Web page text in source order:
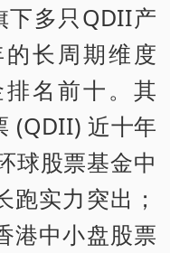
下多只QDII产
长周期维度
名前十。其
(QDII) 近十年
球股票基金中
实力突出；
港中小盘股票